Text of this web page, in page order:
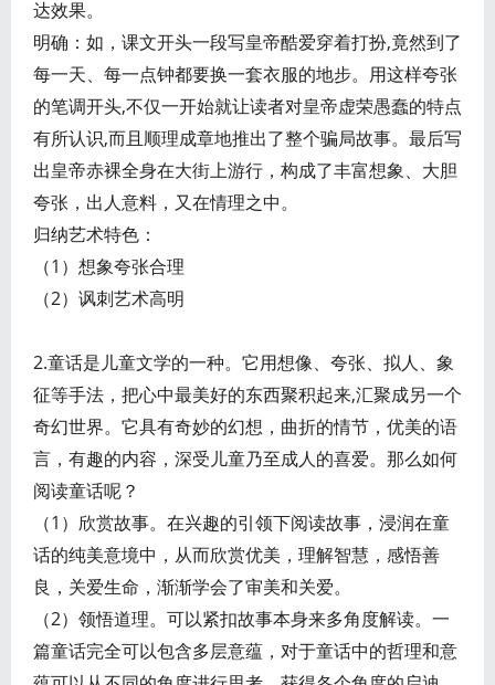
达效果。
明确：如，课文开头一段写皇帝酷爱穿着打扮,竟然到了
每一天、每一点钟都要换一套衣服的地步。用这样夸张
的笔调开头,不仅一开始就让读者对皇帝虚荣愚蠢的特点
有所认识,而且顺理成章地推出了整个骗局故事。最后写
出皇帝赤裸全身在大街上游行，构成了丰富想象、大胆
夸张，出人意料，又在情理之中。
归纳艺术特色：
（1）想象夸张合理
（2）讽刺艺术高明
2.童话是儿童文学的一种。它用想像、夸张、拟人、象
征等手法，把心中最美好的东西聚积起来,汇聚成另一个
奇幻世界。它具有奇妙的幻想，曲折的情节，优美的语
言，有趣的内容，深受儿童乃至成人的喜爱。那么如何
阅读童话呢？
（1）欣赏故事。在兴趣的引领下阅读故事，浸润在童
话的纯美意境中，从而欣赏优美，理解智慧，感悟善
良，关爱生命，渐渐学会了审美和关爱。
（2）领悟道理。可以紧扣故事本身来多角度解读。一
篇童话完全可以包含多层意蕴，对于童话中的哲理和意